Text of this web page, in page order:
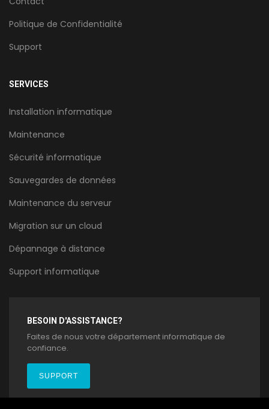
Politique de Confidentialité
Support
SERVICES
Installation informatique
Maintenance
Sécurité informatique
Sauvegardes de données
Maintenance du serveur
Migration sur un cloud
Dépannage à distance
Support informatique
BESOIN D'ASSISTANCE?
Faites de nous votre département informatique de
confiance.
SUPPORT